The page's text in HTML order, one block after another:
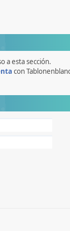
a esta sección.
con